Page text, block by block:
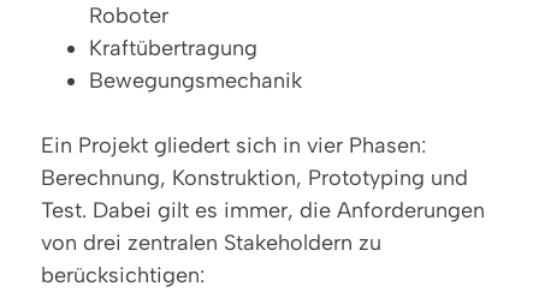
Roboter
Kraftübertragung
Bewegungsmechanik
Ein Projekt gliedert sich in vier Phasen:
Berechnung, Konstruktion, Prototyping und
Test. Dabei gilt es immer, die Anforderungen
von drei zentralen Stakeholdern zu
berücksichtigen: